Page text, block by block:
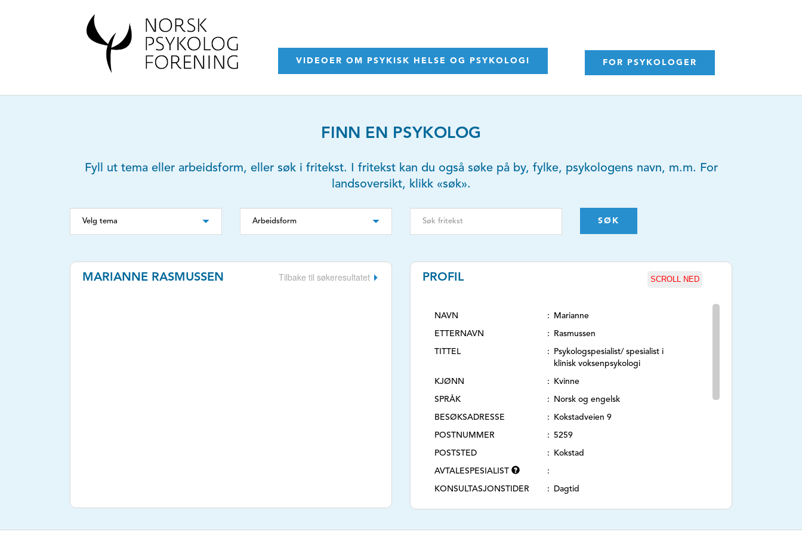
VIDEOER OM PSYKISK HELSE OG PSYKOLOGI FOR PSYKOLOGER
FINN EN PSYKOLOG
Fyll ut tema eller arbeidsform, eller søk i fritekst. I fritekst kan du også søke på by, fylke, psykologens navn, m.m. For
landsoversikt, klikk «søk».
SØK
MARIANNE RASMUSSEN Tilbake til søkeresultatet PROFIL SCROLL NED
NAVN Marianne
ETTERNAVN Rasmussen
TITTEL
Psykologspesialist/ spesialist i
klinisk voksenpsykologi
KJØNN Kvinne
SPRÅK Norsk og engelsk
BESØKSADRESSE Kokstadveien 9
POSTNUMMER 5259
POSTSTED Kokstad
AVTALESPESIALIST
KONSULTASJONSTIDER Dagtid
TLF. NR. 97628018